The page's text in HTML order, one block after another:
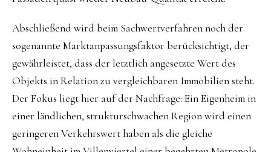
Abschließend wird beim Sachwertverfahren noch der
sogenannte Marktanpassungsfaktor berücksichtigt, der
gewährleistet, dass der letztlich angesetzte Wert des
Objekts in Relation zu vergleichbaren Immobilien steht.
Der Fokus liegt hier auf der Nachfrage: Ein Eigenheim in
einer ländlichen, strukturschwachen Region wird einen
geringeren Verkehrswert haben als die gleiche